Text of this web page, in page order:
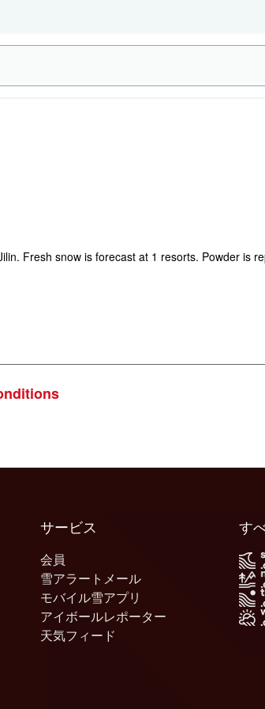
Fresh snow is forecast at 1 resorts. Powder is
サービス
会員
雪アラートメール
モバイル雪アプリ
アイボールレポーター
天気フィード